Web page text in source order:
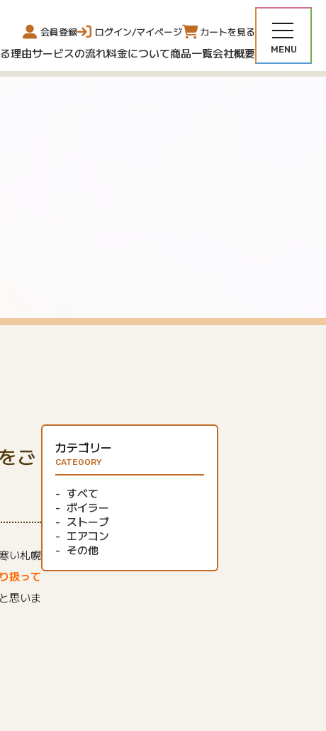
会員登録 ログイン/マイページ カートを見る
理由サービスの流れ料金について商品一覧会社概要
ご
い札幌
扱って
思いま
カテゴリー
CATEGORY
すべて
ボイラー
ストーブ
エアコン
その他